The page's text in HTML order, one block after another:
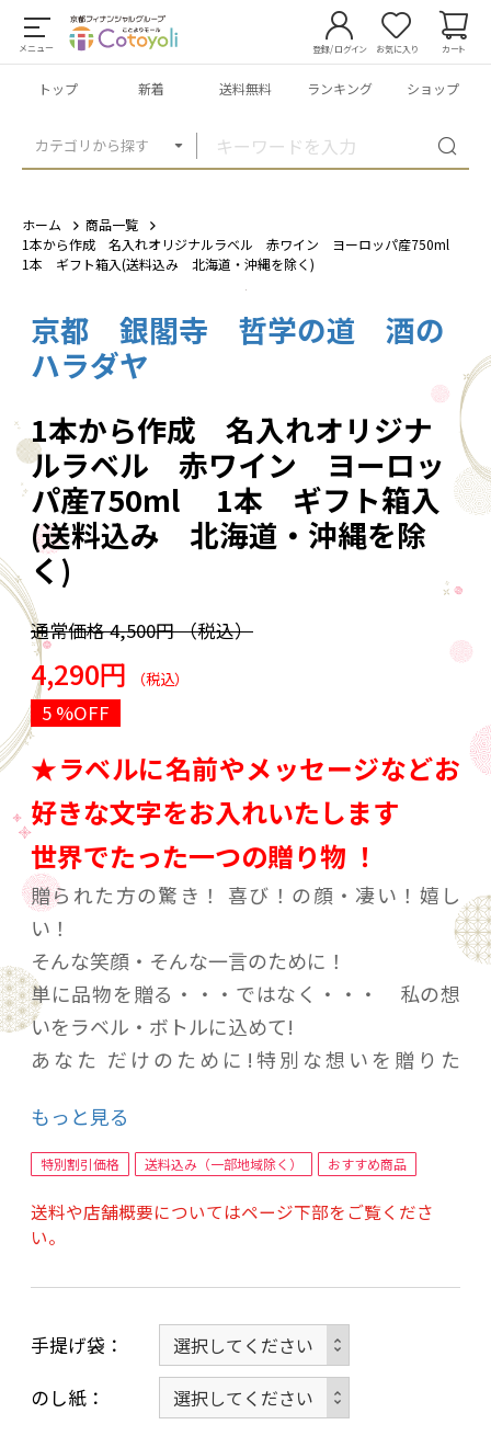
メニュー
カテゴリから探す
登録/ログイン お気に入り カート
トップ 新着 送料無料 ランキング ショップ
ホーム
商品一覧
1本から作成 名入れオリジナルラベル 赤ワイン ヨーロッパ産750ml
1本 ギフト箱入(送料込み 北海道・沖縄を除く)
1
京都 銀閣寺 哲学の道 酒の
ハラダヤ
1本から作成 名入れオリジナ
ルラベル 赤ワイン ヨーロッ
パ産750ml 1本 ギフト箱入
(送料込み 北海道・沖縄を除
く)
通常価格4,500円（税込）
4,290円 （税込）
5 %OFF
★ラベルに名前やメッセージなどお
好きな文字をお入れいたします
世界でたった一つの贈り物 ！
贈られた方の驚き！ 喜び！の顔・凄い！嬉し
い！
そんな笑顔・そんな一言のために！
単に品物を贈る・・・ではなく・・・ 私の想
いをラベル・ボトルに込めて!
あなた だけのために!特別な想いを贈りた
私だけのために!・・・ありがとう! そんな笑
顔・一言のために!特別な私の想いを
オリジナルラベルの お酒 日本酒・焼酎・ワイ
写真ラベル酒を 1本から作成いたします！
ショッピンカートの ★配送情報入力の
「お問い合わせ欄」にて
ご希望の言葉のイメージを記入して下さい
もっと見る
特別割引価格 送料込み（一部地域除く） おすすめ商品
送料や店舗概要についてはページ下部をご覧くださ
い。
手提げ袋
のし紙